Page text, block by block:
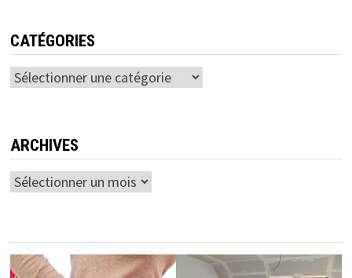
CATÉGORIES
Catégories
ARCHIVES
Archives